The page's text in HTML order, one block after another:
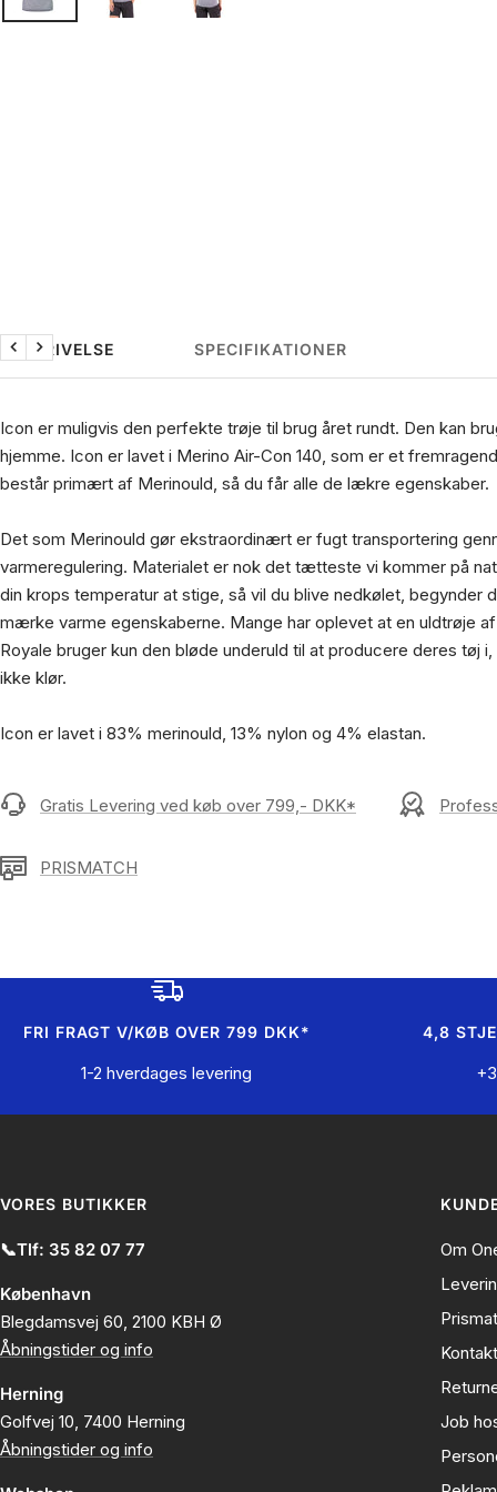
BESKRIVELSE SPECIFIKATIONER
ForrigeNæste
Icon er muligvis den perfekte trøje til brug året rundt. Den kan
hjemme. Icon er lavet i Merino Air-Con 140, som er et
består primært af Merinould, så du får alle de lækre egenskaber.
Det som Merinould gør ekstraordinært er fugt transportering
varmeregulering. Materialet er nok det tætteste vi kommer på
din krops temperatur at stige, så vil du blive nedkølet, begynder
mærke varme egenskaberne. Mange har oplevet at en uldtrøje
Royale bruger kun den bløde underuld til at producere deres tøj
ikke klør.
Icon er lavet i 83% merinould, 13% nylon og 4% elastan.
Gratis Levering ved køb over 799,- DKK*
PRISMATCH
FRI FRAGT V/KØB OVER 799 DKK*
1-2 hverdages levering
4,8
VORES BUTIKKER
📞Tlf: 35 82 07 77
København
Blegdamsvej 60, 2100 KBH Ø
Åbningstider og info
Herning
Golfvej 10, 7400 Herning
Åbningstider og info
Om
Kontakt
Job